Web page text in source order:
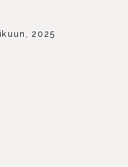
2025